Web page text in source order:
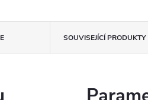
SOUVISEJÍCÍ PRODUKTY